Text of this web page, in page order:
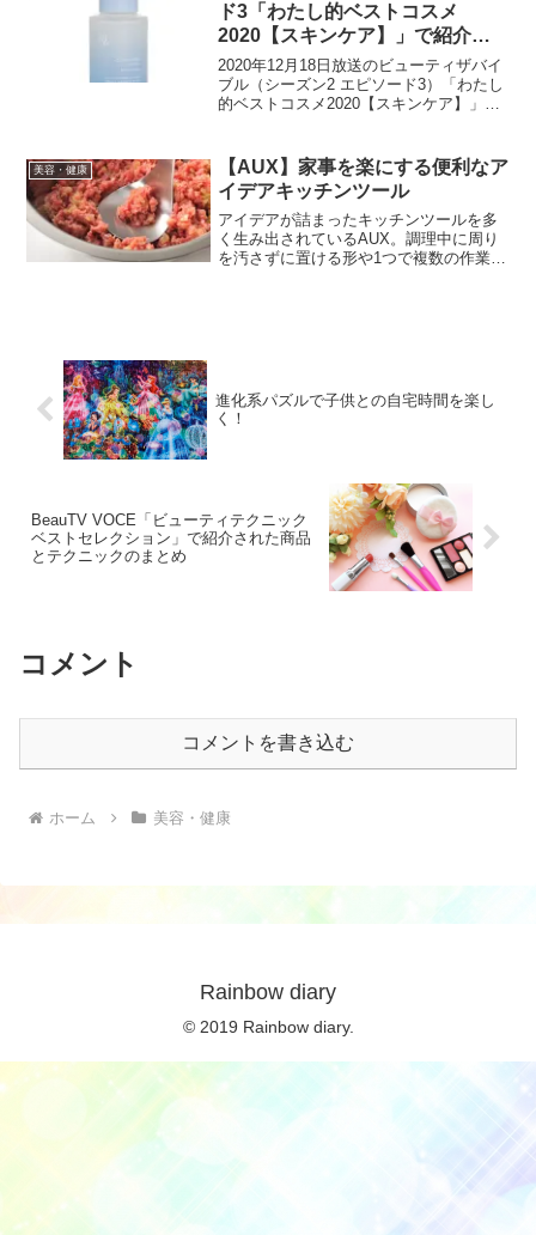
ド3「わたし的ベストコスメ
2020【スキンケア】」で紹介さ
れたアイテムのまとめ
2020年12月18日放送のビューティザバイ
ブル（シーズン2 エピソード3）「わたし
的ベストコスメ2020【スキンケア】」で
れている安倍佐和子さんが2020年のキー
ワー...
美容・健康
【AUX】家事を楽にする便利なア
イデアキッチンツール
アイデアが詰まったキッチンツールを多
く生み出されているAUX。調理中に周り
を汚さずに置ける形や1つで複数の作業が
進化系パズルで子供との自宅時間を楽し
く！
BeauTV VOCE「ビューティテクニック
ベストセレクション」で紹介された商品
とテクニックのまとめ
コメント
コメントを書き込む
ホーム 美容・健康
Rainbow diary
© 2019 Rainbow diary.